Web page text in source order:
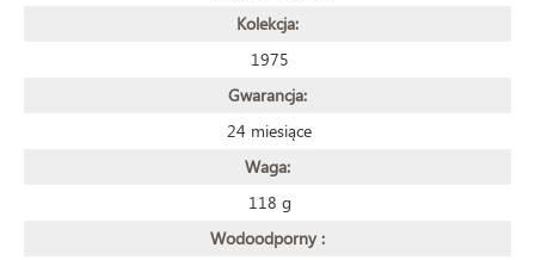
Kolekcja:
1975
Gwarancja:
24 miesiące
Waga:
118 g
Wodoodporny :